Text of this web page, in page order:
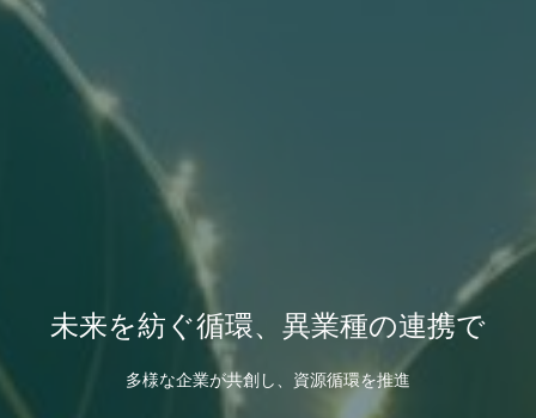
未来を紡ぐ循環、異業種の連携で
多様な企業が共創し、資源循環を推進